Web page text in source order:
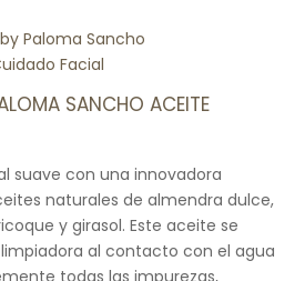
by Paloma Sancho
Facial
SANCHO ACEITE
suave con una innovadora
naturales de almendra dulce,
y girasol. Este aceite se
al contacto con el agua
todas las impurezas,